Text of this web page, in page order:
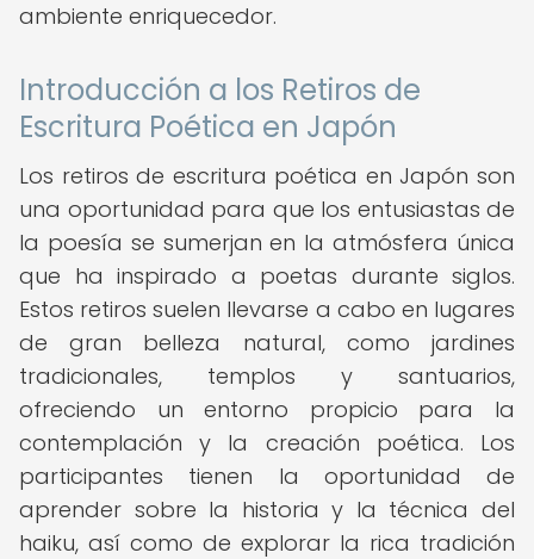
ambiente enriquecedor.
Introducción a los Retiros de
Escritura Poética en Japón
Los retiros de escritura poética en Japón son
una oportunidad para que los entusiastas de
la poesía se sumerjan en la atmósfera única
que ha inspirado a poetas durante siglos.
Estos retiros suelen llevarse a cabo en lugares
de gran belleza natural, como jardines
tradicionales, templos y santuarios,
ofreciendo un entorno propicio para la
contemplación y la creación poética. Los
participantes tienen la oportunidad de
aprender sobre la historia y la técnica del
haiku, así como de explorar la rica tradición